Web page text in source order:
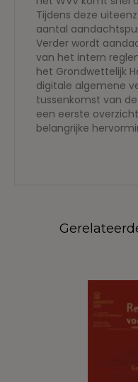
Tijdens deze
aantal
Verder wordt
van het intern
het Grondwettelijk
digitale algemene
tussenkomst van
een eerste
belangrijke